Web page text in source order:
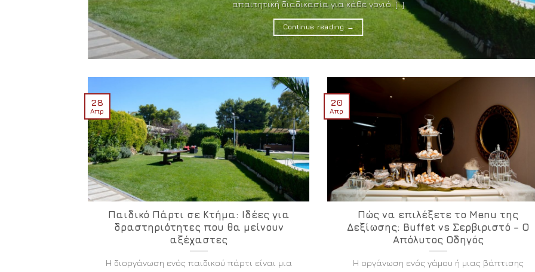
απαιτητική διαδικασία για κάθε γονιό. [...]
Continue reading →
Παιδικό Πάρτι σε Κτήμα: Ιδέες για
δραστηριότητες που θα μείνουν
αξέχαστες
Η διοργάνωση ενός παιδικού πάρτι είναι μια
28
Απρ
Πώς να επιλέξετε το Menu της
Δεξίωσης: Buffet vs Σερβιριστό – Ο
Απόλυτος Οδηγός
Η οργάνωση ενός γάμου ή μιας βάπτισης
20
Απρ